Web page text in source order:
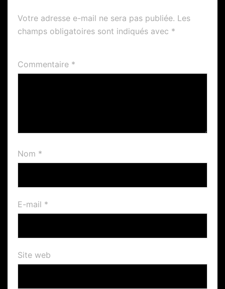
Votre adresse e-mail ne sera pas publiée. Les
champs obligatoires sont indiqués avec *
Commentaire *
Nom *
E-mail *
Site web